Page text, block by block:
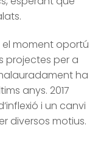
el moment oportú
projectes per a
ha
anys. 2017
i un canvi
diversos motius.